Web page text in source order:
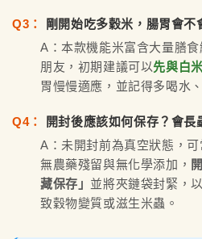
Q3：
剛開始吃多穀米，腸胃會不
A：本款機能米富含大量膳
朋友，初期建議可以先與白
胃慢慢適應，並記得多喝水
Q4：
開封後應該如何保存？會長
A：未開封前為真空狀態，
無農藥殘留與無化學添加，
藏保存」 並將夾鏈袋封緊，
致穀物變質或滋生米蟲。